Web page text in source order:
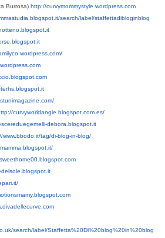
Burrosa) http://curvymommystyle.wordpress.com
search/label/staffettadibloginblog
curvyworldangie.blogspot.com.es/
debora.blogspot.it
www.bbodo.it/tag/di-blog-in-blog/
search/label/Staffetta%20Di%20blog%20in%20blog